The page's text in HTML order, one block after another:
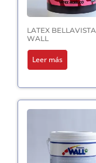
LATEX BELLAVISTA
WALL
Leer más